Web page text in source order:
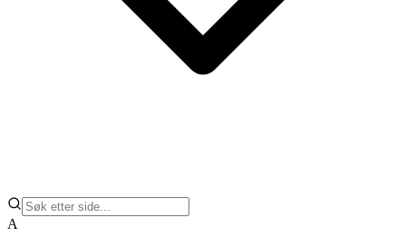
A